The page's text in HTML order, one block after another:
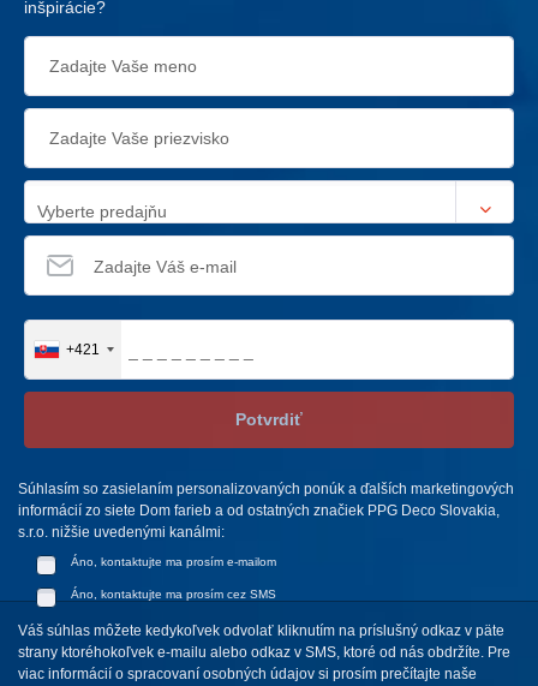
inšpirácie?
Vyberte predajňu
+421
Potvrdiť
Súhlasím so zasielaním personalizovaných ponúk a ďalších marketingových
informácií zo siete Dom farieb a od ostatných značiek PPG Deco Slovakia,
s.r.o. nižšie uvedenými kanálmi:
Áno, kontaktujte ma prosím e-mailom
Áno, kontaktujte ma prosím cez SMS
Váš súhlas môžete kedykoľvek odvolať kliknutím na príslušný odkaz v päte
strany ktoréhokoľvek e-mailu alebo odkaz v SMS, ktoré od nás obdržíte. Pre
viac informácií o spracovaní osobných údajov si prosím prečítajte naše